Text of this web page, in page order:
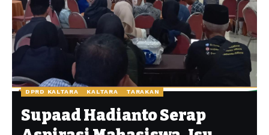
DPRD KALTARA KALTARA TARAKAN
Supaad Hadianto Serap